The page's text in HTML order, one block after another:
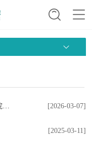
【3.8国际妇女节】三门峡市中心医院举行三八妇女节系列活动 [2026-03-07]
[2025-03-11]